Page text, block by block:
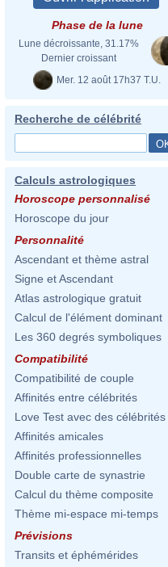
Phase de la lune
Lune décroissante, 31.17%
Dernier croissant
Mer. 12 août 17h37 T.U.
Recherche de célébrité
Calculs astrologiques
Horoscope personnalisé
Horoscope du jour
Personnalité
Ascendant et thème astral
Signe et Ascendant
Atlas astrologique gratuit
Calcul de l'élément dominant
Les 360 degrés symboliques
Compatibilité
Compatibilité de couple
Affinités entre célébrités
Love Test avec des célébrités
Affinités amicales
Affinités professionnelles
Double carte de synastrie
Calcul du thème composite
Thème mi-espace mi-temps
Prévisions
Transits et éphémérides